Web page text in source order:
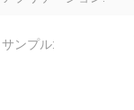
サンプル: